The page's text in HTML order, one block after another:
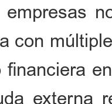
con
externa